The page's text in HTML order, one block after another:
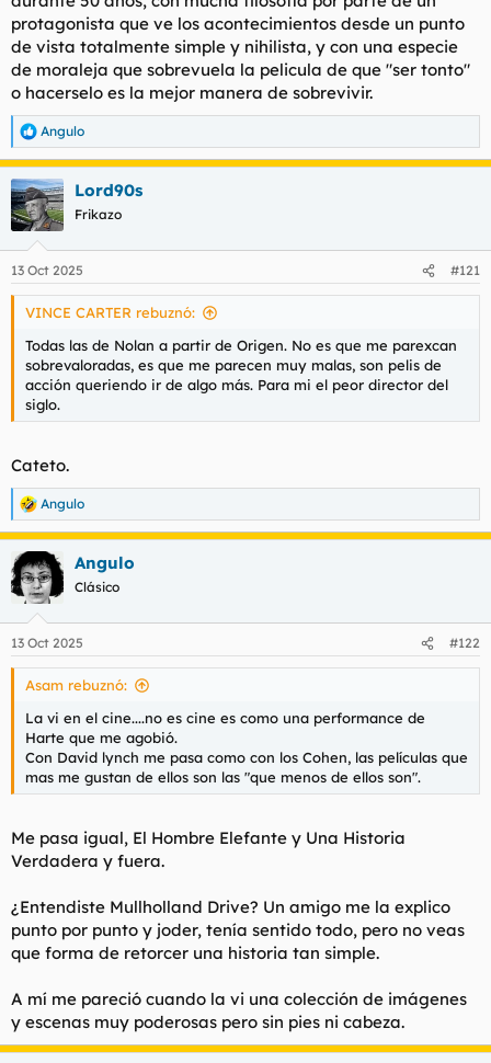
protagonista que ve los acontecimientos desde un punto
de vista totalmente simple y nihilista, y con una especie
de moraleja que sobrevuela la pelicula de que "ser tonto"
o hacerselo es la mejor manera de sobrevivir.
R
e
a
c
c
i
e
s
Angulo
Lord90s
Frikazo
13 Oct 2025 #121
VINCE CARTER rebuznó:
Todas las de Nolan a partir de Origen. No es que me parexcan
sobrevaloradas, es que me parecen muy malas, son pelis de
acción queriendo ir de algo más. Para mi el peor director del
siglo.
Cateto.
R
e
a
c
c
i
e
s
Angulo
Angulo
Clásico
13 Oct 2025 #122
Asam rebuznó:
La vi en el cine....no es cine es como una performance de
Harte que me agobió.
Con David lynch me pasa como con los Cohen, las películas que
mas me gustan de ellos son las "que menos de ellos son".
Me pasa igual, El Hombre Elefante y Una Historia
Verdadera y fuera.
¿Entendiste Mullholland Drive? Un amigo me la explico
punto por punto y joder, tenía sentido todo, pero no veas
que forma de retorcer una historia tan simple.
A mí me pareció cuando la vi una colección de imágenes
y escenas muy poderosas pero sin pies ni cabeza.